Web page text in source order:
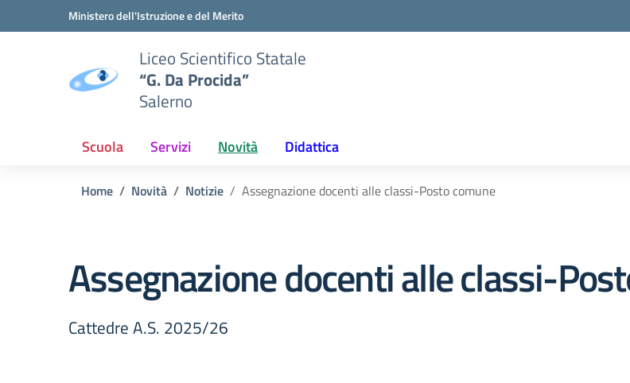
Vai ai contenuti
Vai al menu di navigazioneMinistero dell'Istruzione e del Merito
Liceo Scientifico Statale
“G. Da Procida”
Salerno
Scuola Servizi Novità Didattica
Home Novità Notizie Assegnazione docenti alle classi-Posto comune
Assegnazione docenti alle classi-
Cattedre A.S. 2025/26